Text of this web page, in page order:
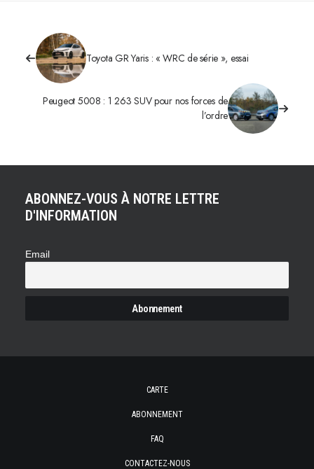
Toyota GR Yaris : « WRC de série », essai
Peugeot 5008 : 1 263 SUV pour nos forces de
l’ordre
ABONNEZ-VOUS À NOTRE LETTRE
D'INFORMATION
Email
CARTE
ABONNEMENT
FAQ
CONTACTEZ-NOUS